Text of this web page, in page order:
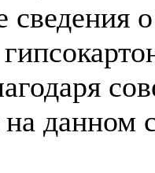
сведения
данном